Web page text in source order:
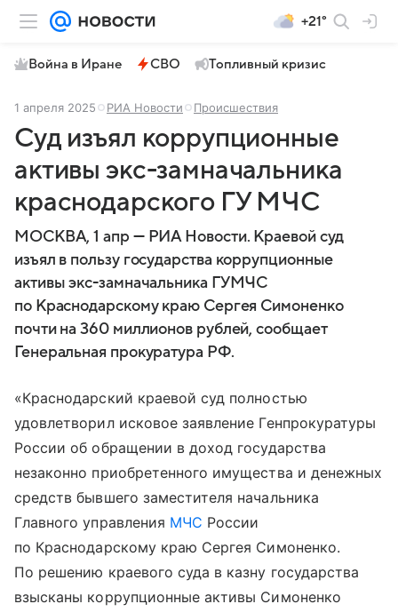
+21°
Война в Иране СВО Топливный кризис
1 апреля 2025 РИА Новости Происшествия
Суд изъял коррупционные
активы экс-замначальника
краснодарского ГУ МЧС
МОСКВА, 1 апр — РИА Новости. Краевой суд
изъял в пользу государства коррупционные
активы экс-замначальника ГУМЧС
по Краснодарскому краю Сергея Симоненко
почти на 360 миллионов рублей, сообщает
Генеральная прокуратура РФ.
«Краснодарский краевой суд полностью
удовлетворил исковое заявление Генпрокуратуры
России об обращении в доход государства
незаконно приобретенного имущества и денежных
средств бывшего заместителя начальника
Главного управления МЧС России
по Краснодарскому краю Сергея Симоненко.
По решению краевого суда в казну государства
взысканы коррупционные активы Симоненко